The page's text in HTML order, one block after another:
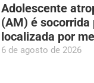
Adolescente
(AM) é
localizada por
6 de agosto de 2026